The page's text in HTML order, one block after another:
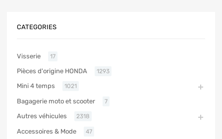
CATEGORIES
Visserie 17
Pièces d'origine HONDA 1293
Mini 4 temps 1021
Bagagerie moto et scooter 7
Autres véhicules 2318
Accessoires & Mode 47